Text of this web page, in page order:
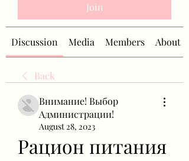
Join
Discussion Media Members About
Back
Внимание! Выбор
Администрации!
August 28, 2023
Рацион питания